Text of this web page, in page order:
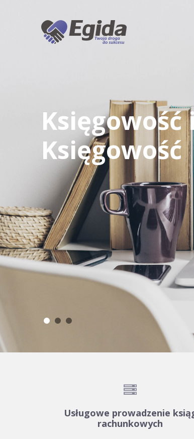
Księgowość
Księgowość
• • •

Usługowe prowadzenie
rachunkowych